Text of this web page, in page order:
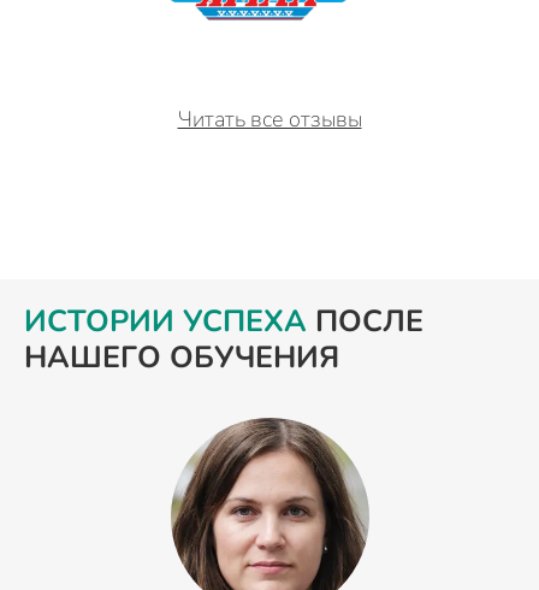
Читать все отзывы
ИСТОРИИ УСПЕХА ПОСЛЕ
НАШЕГО ОБУЧЕНИЯ